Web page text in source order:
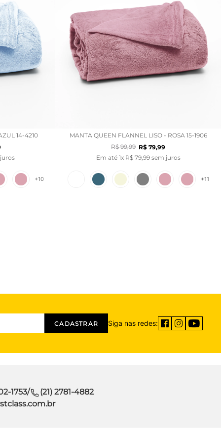
14-4210
+10
MANTA QUEEN FLANNEL LISO - ROSA 15-1906
R$ 99,99 R$ 79,99
Em até 1x R$ 79, 99sem juros
+11
CADASTRAR Siga nas redes:
1753/
(21) 2781-4882